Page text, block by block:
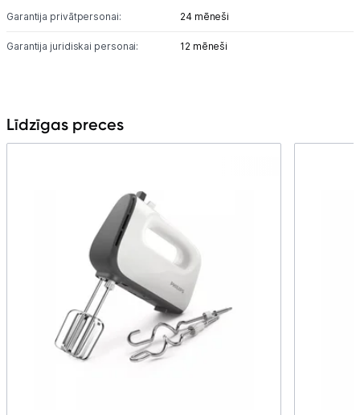
Tehnikas izvešana
Tet pakalpojumi
Kontakti
Informācija
Garantija privātpersonai: 24 mēneši
Garantija juridiskai personai: 12 mēneši
Līdzīgas preces